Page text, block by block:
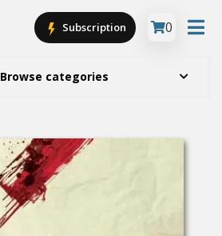
Browse categories
Subscription 0